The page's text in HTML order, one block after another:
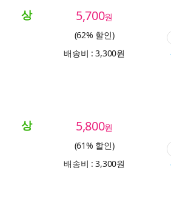
상 5,700원
(62% 할인)
배송비 : 3,300원
상 5,800원
(61% 할인)
배송비 : 3,300원